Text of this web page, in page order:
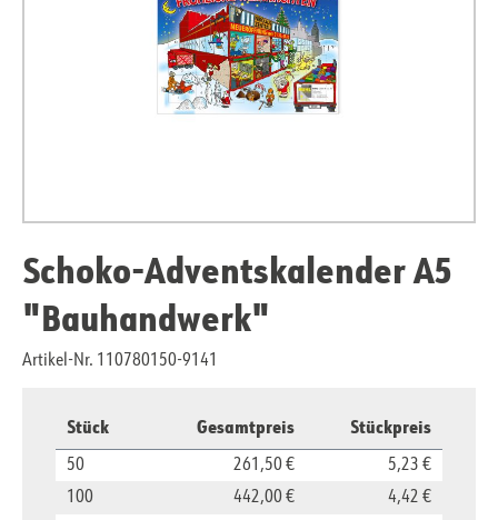
Schoko-Adventskalender A5
"Bauhandwerk"
Artikel-Nr. 110780150-9141
Stück Gesamtpreis Stückpreis
50 261,50 €
5,23 €
100
442,00 €
4,42 €